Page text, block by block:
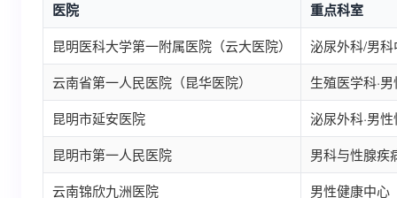
医院 重点科室
昆明医科大学第一附属医院（云大医院）
泌尿外科/男科
云南省第一人民医院（昆华医院）
生殖医学科·
昆明市延安医院
泌尿外科·男
昆明市第一人民医院
男科与性腺疾
云南锦欣九洲医院
男性健康中心